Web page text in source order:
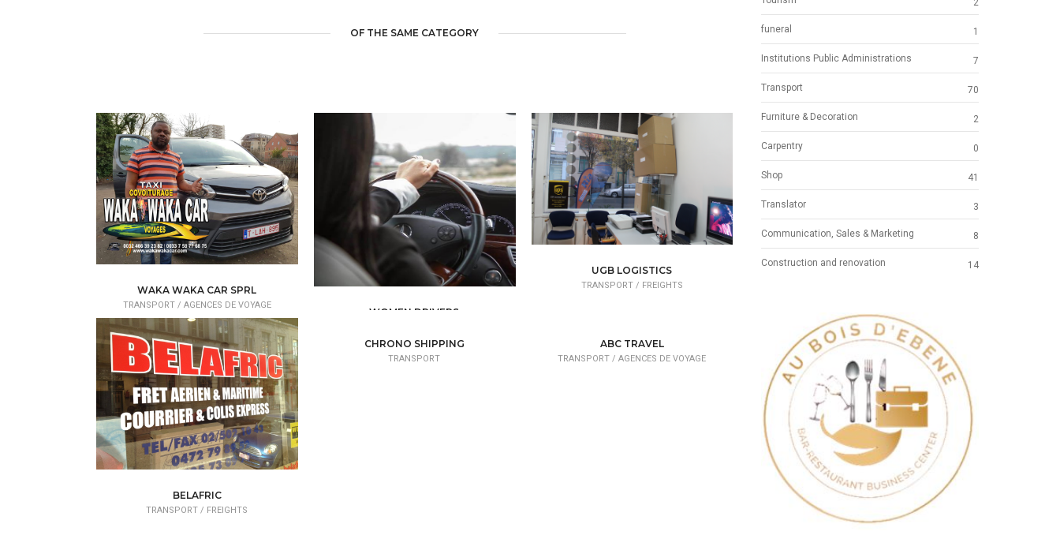
OF THE SAME CATEGORY
WAKA WAKA CAR SPRL
TRANSPORT / AGENCES DE VOYAGE
WOMEN DRIVERS
UGB LOGISTICS
TRANSPORT / FREIGHTS
BELAFRIC
TRANSPORT / FREIGHTS
CHRONO SHIPPING
TRANSPORT
ABC TRAVEL
TRANSPORT /AGENCES DE VOYAGE
funeral 1
Institutions Public Administrations 7
Transport 70
Furniture & Decoration 2
Carpentry 0
Shop 41
Translator 3
Communication, Sales & Marketing 8
Construction and renovation 14
Previous Next